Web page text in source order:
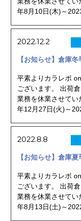
年8月10日(木)～
2022.12.2
【お知らせ】倉庫
平素よりカラレボ
ございます。 出荷
業務を休業させて
年12月27日(火)～
2022.8.8
【お知らせ】倉庫
平素よりカラレボ
ございます。 出荷
業務を休業させて
年8月13日(土)～